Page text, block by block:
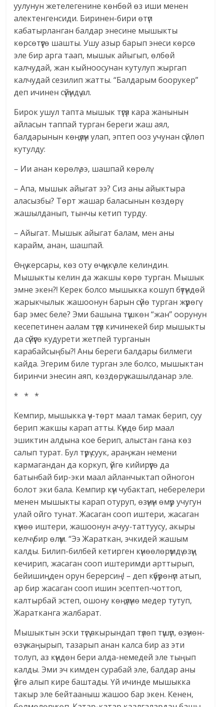
уулунун жетелегенине көнбөй өз иши менен
алектенгенсиди. Биринен-бири өтүп
кабатырланган балдар энесине мышыкты
көрсөтүүгө шашты. Ушу азыр барып энеси көрсө
эле бир арга таап, мышык айыгып, өлбөй
калчудай, жан кыйноосунан кутулуп жыргап
калчудай сезилип жатты. “Балдарым боорукер”
деп ичинен сүйүндү ал.
Бирок ушул тапта мышык түгүл кара жанынын
айласын таппай турган береги жаш аял,
балдарынын көңүлүн улап, эптеп ооз учунан сүйлөп
кутулду:
– Ии анан көрөлү ээ, шашпай көрөлү.
– Апа, мышык айыгат ээ? Сиз аны айыктыра
аласызбы? Төрт жашар баласынын көздөрү
жашылданып, тынчы кетип турду.
– Айыгат. Мышык айыгат балам, мен аны
карайм, анан, шашпай.
Өңү керсары, көз оту өчүңкү эле келиндин.
Мышыкты келин да жакшы көрө турган. Мышык
эмне экен?! Керек болсо мышыкка кошуп бүтүндөй
жарыкчылык жашоонун барын сүйө турган жүрөгү
бар эмес беле? Эми башына түшкөн “жан” оорунун
кесепетинен аалам түгүл кичинекей бир мышыкты
да сүйүүгө кудурети жетпей турганын
карабайсыңбы?! Аны береги балдары билмеги
кайда. Эгерим биле турган эле болсо, мышыктан
биринчи энесин аяп, көздөрү жашылданар эле.
* * *
Кемпир, мышыкка үч-төрт маал тамак берип, суу
берип жакшы карап атты. Күндө бир маал
эшиктин алдына кое берип, алыстан гана көз
салып турат. Бул түрү суук, араңжан немени
кармагандан да коркуп, үйгө кийирүүгө да
батынбай бир-эки маал айланчыктап ойногон
болот эки бала. Кемпир күн чубактап, неберелери
менен мышыкты карап отуруп, өзүнүн өмүр учугун
улай ойго тунат. Жасаган сооп иштери, жасаган
күнөө иштери, жашоонун ачуу-таттуусу, акыры
келчү бир өлүм. “Ээ Жараткан, эчкидей жашым
калды. Билип-билбей кетирген күнөөлөрүмдү өзүң
кечирип, жасаган сооп иштеримди арттырып,
бейишиңден орун берерсиң! – деп күбүрөнүп атып,
ар бир жасаган сооп ишин эсептеп-чоттоп,
калтырбай эстеп, ошону көңүлүнө медер тутуп,
Жаратканга жалбарат.
Мышыктын эски түгү акырындап түлөп түшүп, өзүнөн-
өзү жаңырып, тазарып анан калса бир аз эти
толуп, аз күндөн бери алда-немедей эле тыңып
калды. Эми эч кимден сурабай эле, балдар аны
үйгө алып кире баштады. Үй ичинде мышыкка
такыр эле бейтааныш жашоо бар экен. Кенен,